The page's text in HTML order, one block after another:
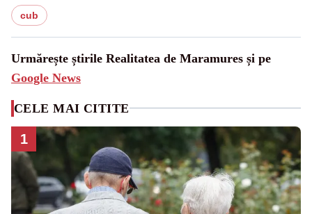
cub
Urmărește știrile Realitatea de Maramures și pe
Google News
CELE MAI CITITE
1